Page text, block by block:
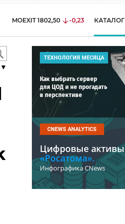
MOEXIT 1802,50 -0,23 КАТАЛОГ
ТЕХНОЛОГИЯ МЕСЯЦА
Как выбрать сервер
для ЦОД и не прогадать
в перспективе
CNEWS ANALYTICS
Цифровые активы
«Росатома».
Инфографика CNews